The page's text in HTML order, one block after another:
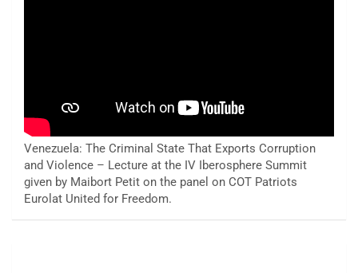
Venezuela: The Criminal State That Exports Corruption
and Violence – Lecture at the IV Iberosphere Summit
given by Maibort Petit on the panel on COT Patriots
Eurolat United for Freedom.